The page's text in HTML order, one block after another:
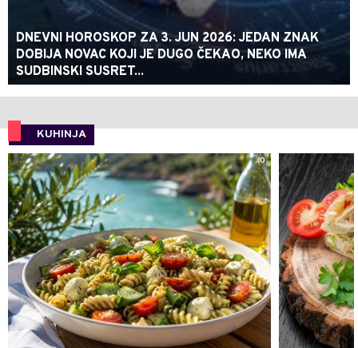
DNEVNI HOROSKOP ZA 3. JUN 2026: JEDAN ZNAK
DOBIJA NOVAC KOJI JE DUGO ČEKAO, NEKO IMA
SUDBINSKI SUSRET...
KUHINJA
0